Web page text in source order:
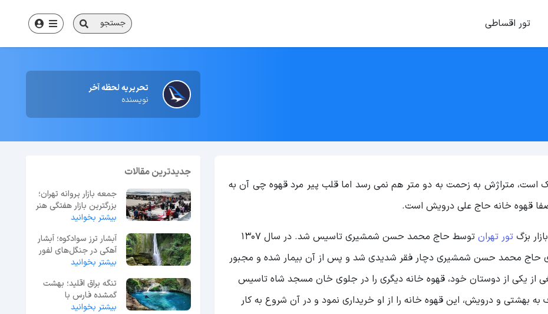
تور اقساطی جستجو
تحریریه لحظه آخر
نویسنده
متراژش به زحمت به دو متر هم نمی رسد اما قلب پیر مرد قهوه چی آن به
قهوه خانه حاج علی درویش است.
تور تهران
توسط حاج محمد حسن شمشیری تاسیس شد. در سال 1307
حاج محمد حسن شمشیری دچار فقر شدیدی شد و پس از آن بیمار شده و مجبور
از یکی از دوستان خود، قهوه خانه دیگری را در جلوی خان مسجد شاه تاسیس
معروف به بهشتی و درویش، این قهوه خانه را از او خریداری نمود و در آن شروع به کار
جدیدترین مقالات
جمعه بازار پروانه تهران؛
بزرگترین بازار هفتگی هنر
و نوستالژی
بیشتر بخوانید
آبشار ترز سوادکوه؛ آبشار
آهکی در جنگل‌های لفور
مازندران
بیشتر بخوانید
تنگه براق اقلید؛ بهشت
گمشده فارس با
آبشارهای زیبا
بیشتر بخوانید